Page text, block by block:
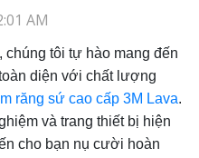
AM
, chúng tôi tự hào mang đến
diện với chất lượng
răng sứ cao cấp 3M Lava.
và trang thiết bị hiện
cho bạn nụ cười hoàn